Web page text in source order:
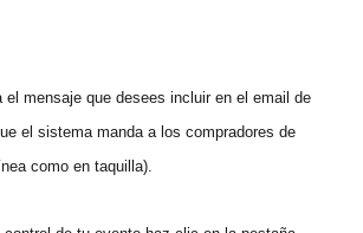
el mensaje que desees incluir en el emailde
el sistema manda a los compradores de
como en taquilla).